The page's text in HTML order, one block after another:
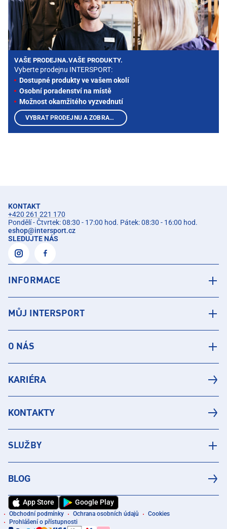
VAŠE PRODEJNA.VAŠE PRODUKTY.
Vyberte prodejnu INTERSPORT:
Dostupné produkty ve vašem okolí
Osobní poradenství na místě
Možnost okamžitého vyzvednutí
VYBRAT PRODEJNU A ZOBRAZIT PRODUKTY
KONTAKT
+420 261 221 170
Pondělí - Čtvrtek: 08:30 - 17:00 hod. Pátek: 08:30 - 16:00 hod.
eshop@intersport.cz
SLEDUJTE NÁS
INFORMACE
MŮJ INTERSPORT
O NÁS
KARIÉRA
KONTAKTY
SLUŽBY
BLOG
App Store Google Play
Obchodní podmínky Ochrana osobních údajů
Cookies
Prohlášení o přístupnosti